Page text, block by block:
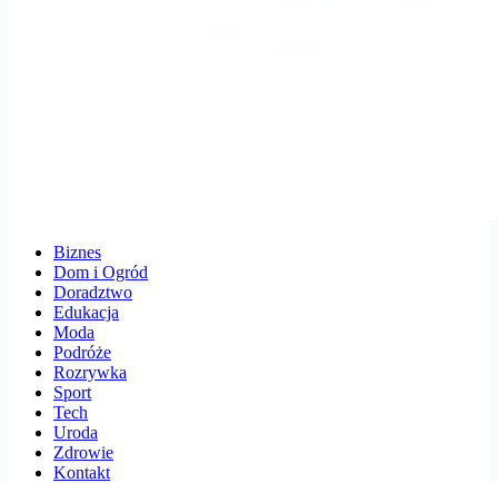
Biznes
Dom i Ogród
Doradztwo
Edukacja
Moda
Podróże
Rozrywka
Sport
Tech
Uroda
Zdrowie
Kontakt